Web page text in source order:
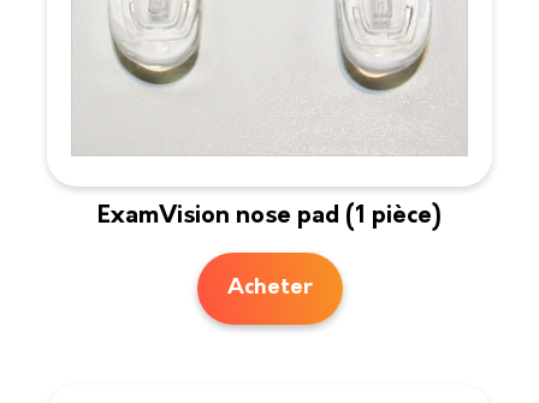
ExamVision nose pad (1 pièce)
Acheter